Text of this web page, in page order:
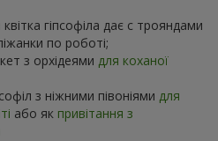
гіпсофіла дає с трояндами
по роботі;
з орхідеями для коханої
з ніжними півоніями для
або як привітання з